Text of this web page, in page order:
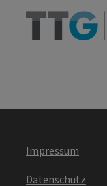
Impressum
Datenschutz